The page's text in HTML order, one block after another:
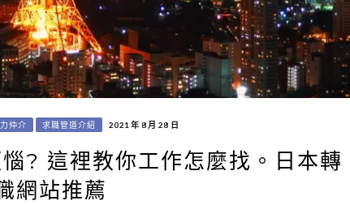
仲介 求職管道介紹 2021 年 8 月 28 日
? 這裡教你工作怎麼找。日本轉
網站推薦